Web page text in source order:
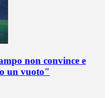
non convince e
un vuoto"